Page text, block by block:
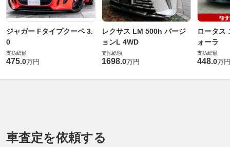
ジャガー Fタイプクーペ 3.
0
支払総額
475.0万円
レクサス LM 500h バージ
ョンL 4WD
支払総額
1698.0万円
ロータス
ォーラ
支払総額
448.0万円
車査定を依頼する